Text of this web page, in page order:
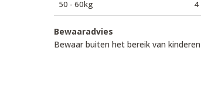
50 - 60kg 4
Bewaaradvies
Bewaar buiten het bereik van